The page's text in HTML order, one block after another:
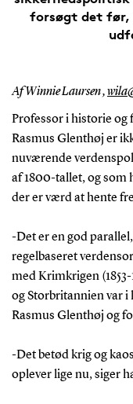
forsøgt det før,
Af Winnie Laursen ,
Professor i historie
Rasmus Glenthøj er
nuværende
af 1800-tallet, og som
der er værd at hente
-Det er en god
regelbaseret
med Krimkrigen
og Storbritannien var i
Rasmus Glenthøj og
-Det betød krig og
oplever lige nu, siger